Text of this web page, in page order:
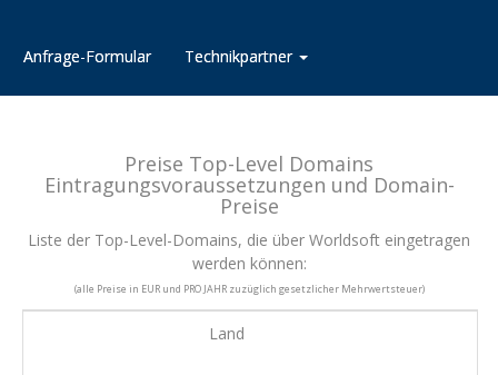
Anfrage-Formular Technikpartner
Preise Top-Level Domains
Eintragungsvoraussetzungen und Domain-
Preise
Liste der Top-Level-Domains, die über Worldsoft eingetragen
werden können:
(alle Preise in EUR und PRO JAHR zuzüglich gesetzlicher Mehrwertsteuer)
Land